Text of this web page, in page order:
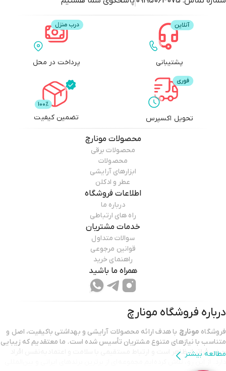
پشتیبانی پرداخت در محل
تحویل اکسپرس تضمین کیفیت
محصولاتمونارچ
محصولات برقی
محصولات
ابزارهای آرایشی
عطر و ادکلن
اطلاعات فروشگاه
درباره ما
راه های ارتباطی
خدمات مشتریان
سوالات متداول
قوانین مرجوعی
راهنمای خرید
همراه ما باشید
درباره فروشگاه مونارچ
فروشگاه مونارچ با هدف ارائه محصولات آرایشی و بهداشتی باکیفیت، اصل و
متناسب با نیازهای متنوع مشتریان تأسیس شده است. ما معتقدیم که زیبایی
چیزی فراتر از ظاهر است و ارتباط مستقیمی با سلامت و اعتمادبه‌نفس افراد
دارد. از این رو، تلاش کرده‌ایم مجموعه‌ای از برترین برندهای ایرانی و بین‌المللی
مطالعه بیشتر